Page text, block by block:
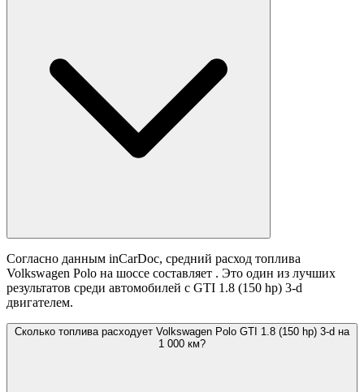
Согласно данным inCarDoc, средний расход топлива
Volkswagen Polo на шоссе составляет . Это один из лучших
результатов среди автомобилей с GTI 1.8 (150 hp) 3-d
двигателем.
Сколько топлива расходует Volkswagen Polo GTI 1.8 (150 hp) 3-d на
1 000 км?